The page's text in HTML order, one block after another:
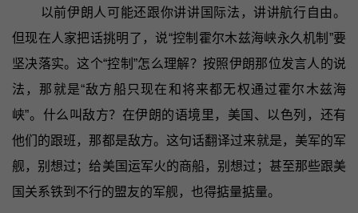
以前伊朗人可能还跟你讲讲国际法，讲讲航行自由。
但现在人家把话挑明了，说“控制霍尔木兹海峡永久机制”要
坚决落实。这个“控制”怎么理解？按照伊朗那位发言人的说
法，那就是“敌方船只现在和将来都无权通过霍尔木兹海
峡”。什么叫敌方？在伊朗的语境里，美国、以色列，还有
他们的跟班，那都是敌方。这句话翻译过来就是，美军的军
舰，别想过；给美国运军火的商船，别想过；甚至那些跟美
国关系铁到不行的盟友的军舰，也得掂量掂量。